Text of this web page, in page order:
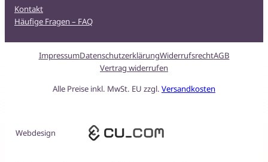
Kontakt
Häufige Fragen – FAQ
ImpressumDatenschutzerklärungWiderrufsrechtAGB
Vertrag widerrufen
Alle Preise inkl. MwSt. EU zzgl. Versandkosten
Webdesign